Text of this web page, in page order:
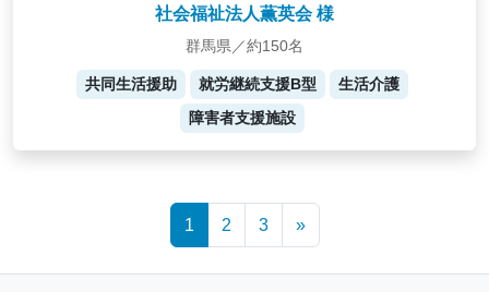
社会福祉法人薫英会 様
群馬県／約150名
共同生活援助 就労継続支援B型
生活介護
障害者支援施設
1 2 3 »